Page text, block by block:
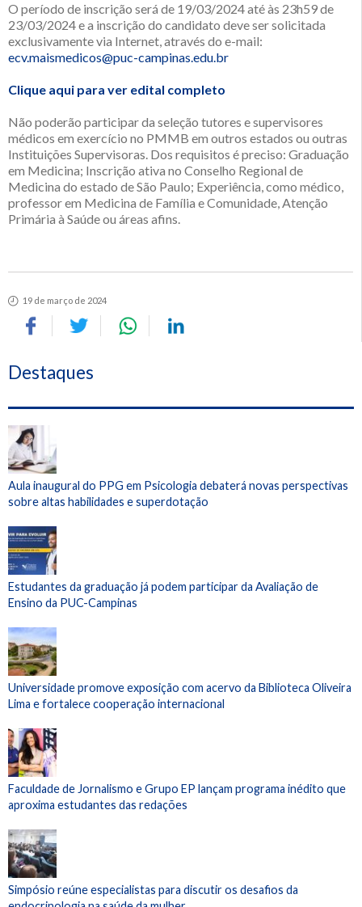
O período de inscrição será de 19/03/2024 até às 23h59 de
23/03/2024 e a inscrição do candidato deve ser solicitada
exclusivamente via Internet, através do e-mail:
ecv.maismedicos@puc-campinas.edu.br
Clique aqui para ver edital completo
Não poderão participar da seleção tutores e supervisores
médicos em exercício no PMMB em outros estados ou outras
Instituições Supervisoras. Dos requisitos é preciso: Graduação
em Medicina; Inscrição ativa no Conselho Regional de
Medicina do estado de São Paulo; Experiência, como médico,
professor em Medicina de Família e Comunidade, Atenção
Primária à Saúde ou áreas afins.
19 de março de 2024
Destaques
Aula inaugural do PPG em Psicologia debaterá novas perspectivas
sobre altas habilidades e superdotação
Estudantes da graduação já podem participar da Avaliação de
Ensino da PUC-Campinas
Universidade promove exposição com acervo da Biblioteca Oliveira
Lima e fortalece cooperação internacional
Faculdade de Jornalismo e Grupo EP lançam programa inédito que
aproxima estudantes das redações
Simpósio reúne especialistas para discutir os desafios da